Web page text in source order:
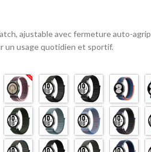
ajustable avec fermeture auto-
un usage quotidien et sportif.